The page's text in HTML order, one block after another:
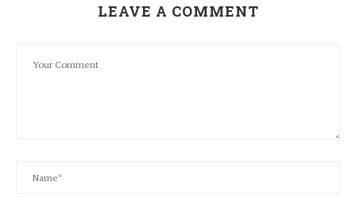
LEAVE A COMMENT